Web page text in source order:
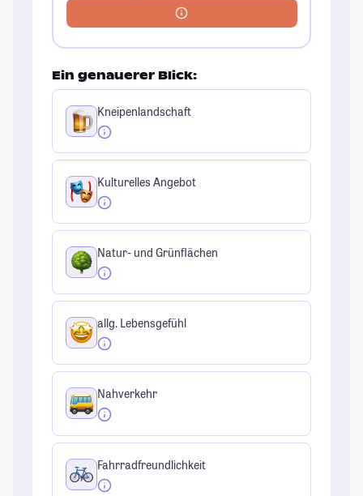
Ein genauerer Blick:
Kneipenlandschaft
Kulturelles Angebot
Natur- und Grünflächen
allg. Lebensgefühl
Nahverkehr
Fahrradfreundlichkeit